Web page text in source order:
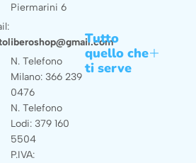
Piermarini 6
N. Telefono
Milano: 366 239
0476
N. Telefono
Lodi: 379 160
5504
P.IVA:
Tutto
quello che
ti serve